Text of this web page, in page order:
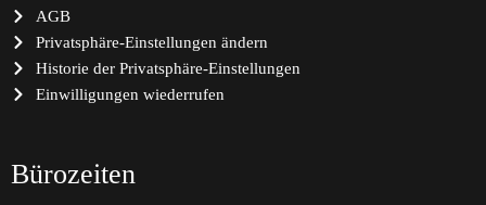
AGB
Privatsphäre-Einstellungen ändern
Historie der Privatsphäre-Einstellungen
Einwilligungen wiederrufen
Bürozeiten